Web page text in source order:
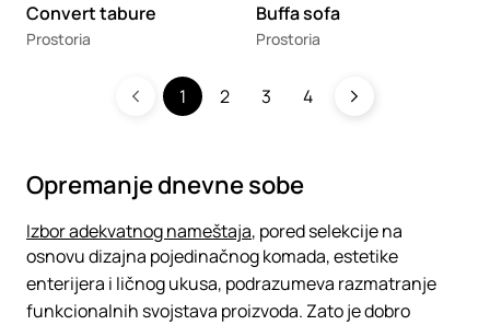
Convert tabure
Prostoria
Buffa sofa
Prostoria
1 2 3 4
Opremanje dnevne sobe
Izbor adekvatnog nameštaja, pored selekcije na
osnovu dizajna pojedinačnog komada, estetike
enterijera i ličnog ukusa, podrazumeva razmatranje
funkcionalnih svojstava proizvoda. Zato je dobro